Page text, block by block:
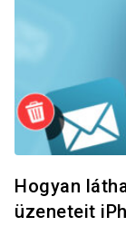
Hogyan
üzeneteit